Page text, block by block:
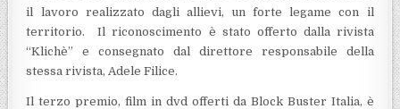
il lavoro realizzato dagli allievi, un forte legame con il
territorio. Il riconoscimento è stato offerto dalla rivista
“Klichè” e consegnato dal direttore responsabile della
stessa rivista, Adele Filice.
Il terzo premio, film in dvd offerti da Block Buster Italia, è